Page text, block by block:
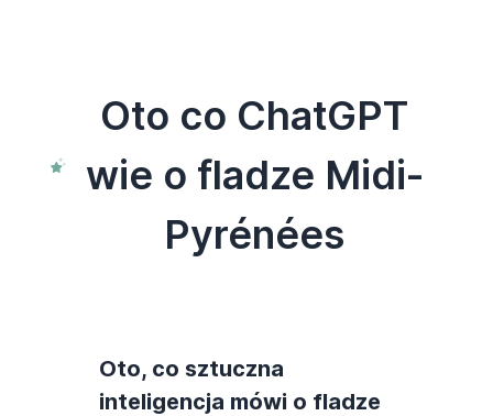
Oto co ChatGPT
wie o fladze Midi-
Pyrénées
Oto, co sztuczna
inteligencja mówi o fladze